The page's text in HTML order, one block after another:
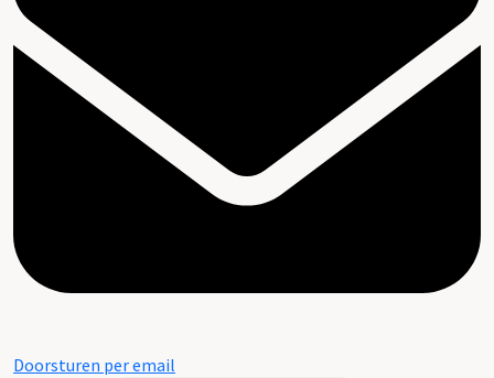
Doorsturen per email